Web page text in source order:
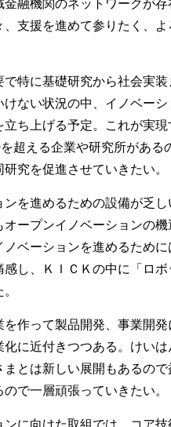
融機関のネットワークが存
支援を進めて参りたく、よ
で特に基礎研究から社会実
けない状況の中、イノベーシ
ち上げる予定。これが実現
超える企業や研究所がある
究を促進させていきたい。
ンを進めるための設備が乏
オープンイノベーションの機
ノベーションを進めるために
感し、ＫＩＣＫの中に「ロボ
を作って製品開発、事業開
に近付きつつある。けいは
とは新しい展開もあるので
で一層頑張っていきたい。
ンに向けた取組では、コア